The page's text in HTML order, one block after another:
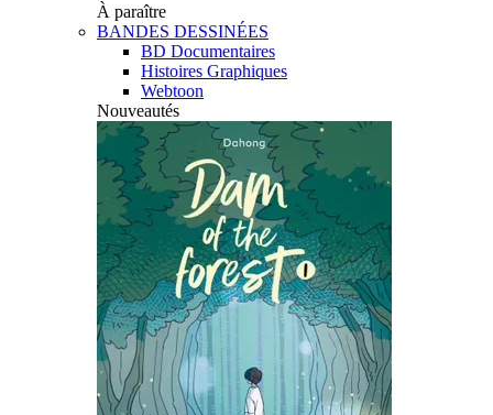
À paraître
BANDES DESSINÉES
BD Documentaires
Histoires Graphiques
Webtoon
Nouveautés